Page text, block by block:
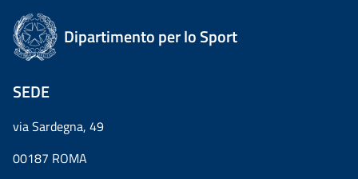
Dipartimento per lo Sport
SEDE
via Sardegna, 49
00187 ROMA